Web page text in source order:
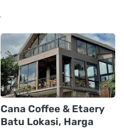
Cana Coffee & Etaery
Batu Lokasi, Harga